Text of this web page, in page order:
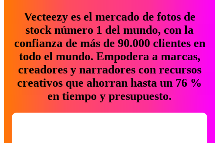
Vecteezy es el mercado de fotos de
stock número 1 del mundo, con la
confianza de más de 90.000 clientes en
todo el mundo. Empodera a marcas,
creadores y narradores con recursos
creativos que ahorran hasta un 76 %
en tiempo y presupuesto.